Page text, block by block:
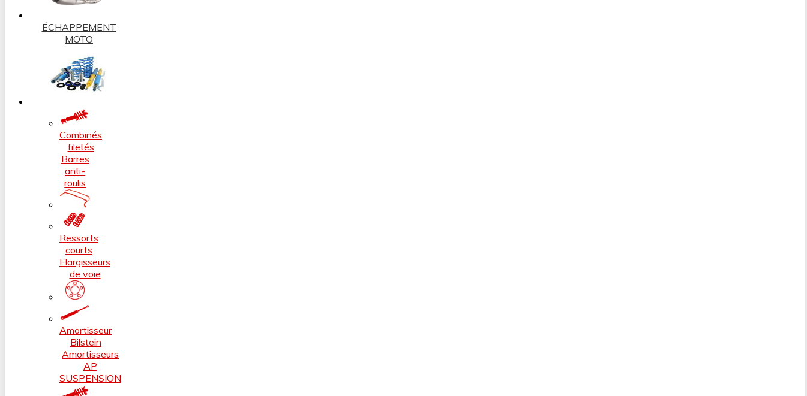
ÉCHAPPEMENT
MOTO
Combinés
filetés
Barres
anti-
roulis
Ressorts
courts
Elargisseurs
de voie
Amortisseur
Bilstein
Amortisseurs
AP
SUSPENSION